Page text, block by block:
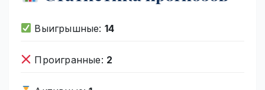
Выигрышные: 14
Проигранные: 2